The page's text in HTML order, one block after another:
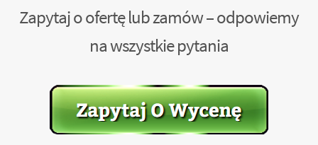
Zapytaj o ofertę lub zamów – odpowiemy
na wszystkie pytania